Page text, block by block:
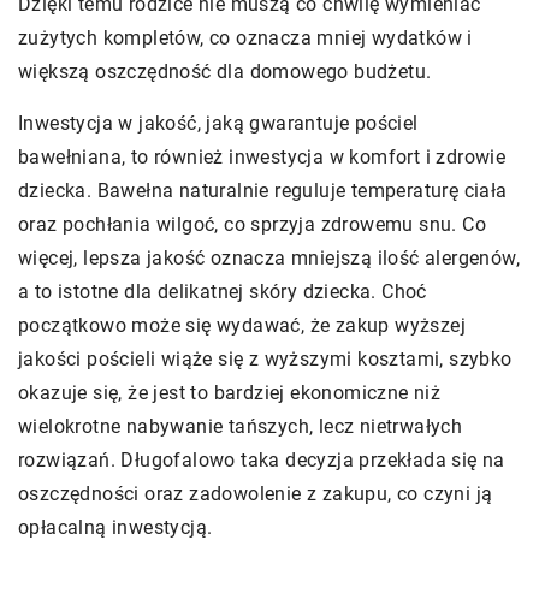
zużytych kompletów, co oznacza mniej wydatków i
większą oszczędność dla domowego budżetu.
Inwestycja w jakość, jaką gwarantuje pościel
bawełniana, to również inwestycja w komfort i zdrowie
dziecka. Bawełna naturalnie reguluje temperaturę ciała
oraz pochłania wilgoć, co sprzyja zdrowemu snu. Co
więcej, lepsza jakość oznacza mniejszą ilość alergenów,
a to istotne dla delikatnej skóry dziecka. Choć
początkowo może się wydawać, że zakup wyższej
jakości pościeli wiąże się z wyższymi kosztami, szybko
okazuje się, że jest to bardziej ekonomiczne niż
wielokrotne nabywanie tańszych, lecz nietrwałych
rozwiązań. Długofalowo taka decyzja przekłada się na
oszczędności oraz zadowolenie z zakupu, co czyni ją
opłacalną inwestycją.